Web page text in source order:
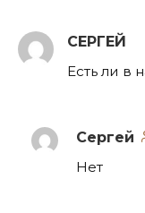
СЕРГЕЙ
Есть ли в
Сергей
Нет